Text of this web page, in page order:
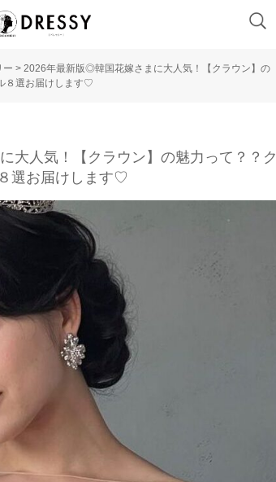
ー > 2026年最新版◎韓国花嫁さまに大人気！【クラウン】の
８選お届けします♡
大人気！【クラウン】の魅力って？？ク
選お届けします♡